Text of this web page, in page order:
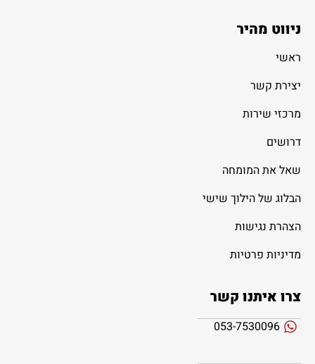
ניווט מהיר
ראשי
יצירת קשר
מרכזי שירות
דרושים
שאל את המומחה
הבלוג של הילוך שישי
הצהרת נגישות
מדיניות פרטיות
צרו איתנו קשר
053-7530096